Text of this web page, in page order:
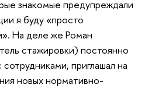
знакомые предупреждали
я буду «просто
На деле же Роман
стажировки) постоянно
приглашал на
новых нормативно-